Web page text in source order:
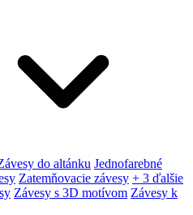
do altánku Jednofarebné
Zatemňovacie závesy + 3 ďalšie
Závesy s 3D motívom Závesy k